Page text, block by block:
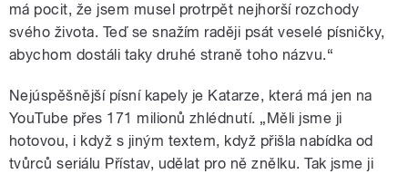
má pocit, že jsem musel protrpět nejhorší rozchody
svého života. Teď se snažím raději psát veselé písničky,
abychom dostáli taky druhé straně toho názvu.“
Nejúspěšnější písní kapely je Katarze, která má jen na
YouTube přes 171 milionů zhlédnutí. „Měli jsme ji
hotovou, i když s jiným textem, když přišla nabídka od
tvůrců seriálu Přístav, udělat pro ně znělku. Tak jsme ji